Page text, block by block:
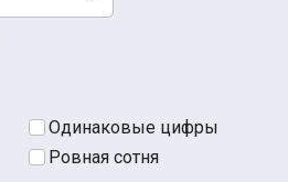
Одинаковые цифры
Ровная сотня